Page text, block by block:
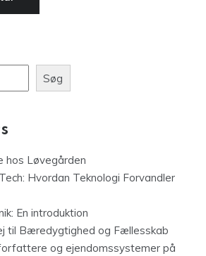
Søg
hos Løvegården
Hvordan Teknologi Forvandler
En introduktion
til Bæredygtighed og Fællesskab
og ejendomssystemer på